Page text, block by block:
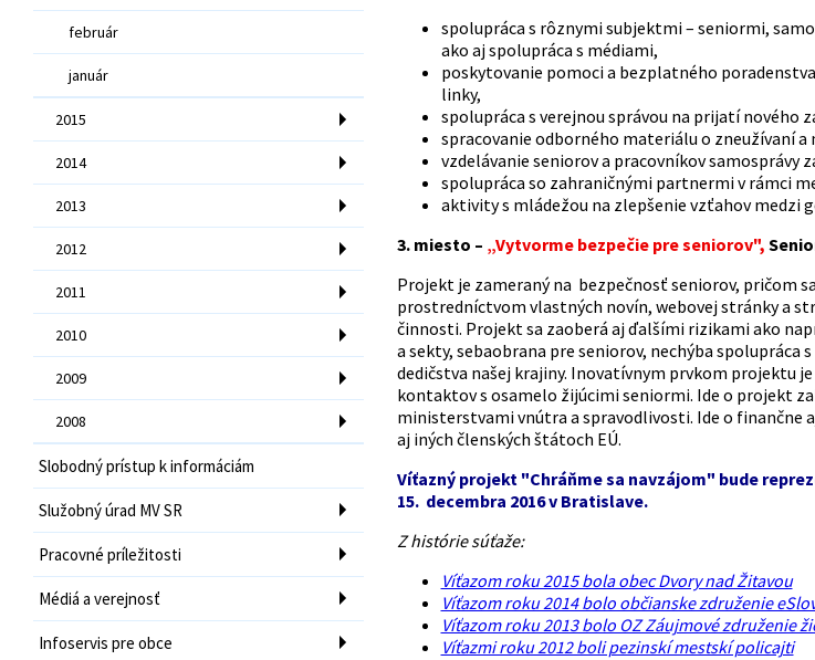
február
január
2015
2014
2013
2012
2011
2010
2009
2008
Slobodný prístup k informáciám
Služobný úrad MV SR
Pracovné príležitosti
Médiá a verejnosť
Infoservis pre obce
spolupráca s rôznymi subjektmi – seniormi,
ako aj spolupráca s médiami,
poskytovanie pomoci a bezplatného
linky,
spolupráca s verejnou správou na prijatí
spracovanie odborného materiálu o zneužívaní a
vzdelávanie seniorov a pracovníkov samosprávy
spolupráca so zahraničnými partnermi v rámci
aktivity s mládežou na zlepšenie vzťahov medzi
3. miesto – „Vytvorme bezpečie pre seniorov",
Projekt je zameraný na bezpečnosť seniorov, pričom
prostredníctvom vlastných novín, webovej stránky a
činnosti. Projekt sa zaoberá aj ďalšími rizikami ako
a sekty, sebaobrana pre seniorov, nechýba spolupráca
dedičstva našej krajiny. Inovatívnym prvkom projektu
kontaktov s osamelo žijúcimi seniormi. Ide o projekt
ministerstvami vnútra a spravodlivosti. Ide o finančne
aj iných členských štátoch EÚ.
Víťazný projekt "Chráňme sa navzájom" bude
15. decembra 2016 v Bratislave.
Z histórie súťaže:
Víťazom roku 2015 bola obec Dvory nad Žitavou
Víťazom roku 2014 bolo občianske združenie
Víťazom roku 2013 bolo OZ Záujmové združenie
Víťazmi roku 2012 boli pezinskí mestskí policajti